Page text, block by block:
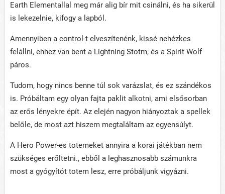
Earth Elementallal meg már alig bír mit csinálni, és ha sikerül
is lekezelnie, kifogy a lapból.
Amennyiben a control-t elveszítenénk, kissé nehézkes
felállni, ehhez van bent a Lightning Stotm, és a Spirit Wolf
páros.
Tudom, hogy nincs benne túl sok varázslat, és ez szándékos
is. Próbáltam egy olyan fajta paklit alkotni, ami elsősorban
az erős lényekre épít. Az elején nagyon hiányoztak a spellek
belőle, de most azt hiszem megtaláltam az egyensúlyt.
A Hero Power-es totemeket annyira a korai játékban nem
szükséges erőltetni., ebből a leghasznosabb számunkra
most a gyógyítót totem lesz, erre próbáljunk vigyázni.